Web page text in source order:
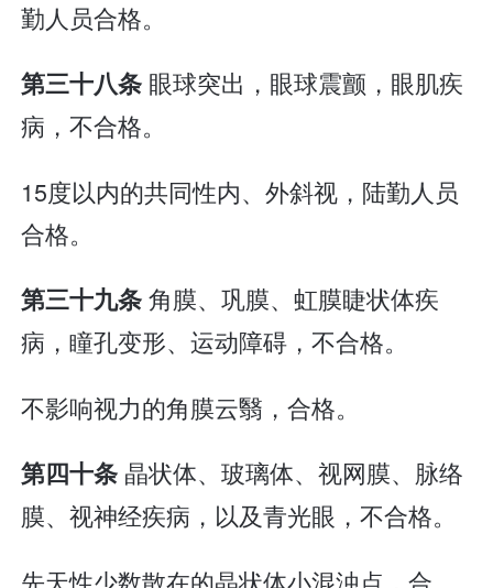
勤人员合格。
第三十八条 眼球突出，眼球震颤，眼肌疾
病，不合格。
15度以内的共同性内、外斜视，陆勤人员
合格。
第三十九条角膜、巩膜、虹膜睫状体疾
病，瞳孔变形、运动障碍，不合格。
不影响视力的角膜云翳，合格。
第四十条 晶状体、玻璃体、视网膜、脉络
膜、视神经疾病，以及青光眼，不合格。
先天性少数散在的晶状体小混浊点，合